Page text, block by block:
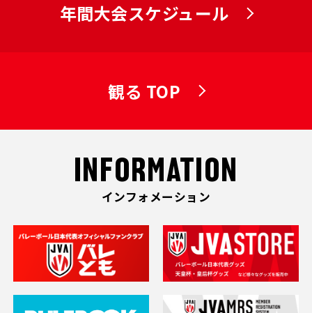
年間大会スケジュール
観る TOP
INFORMATION
インフォメーション